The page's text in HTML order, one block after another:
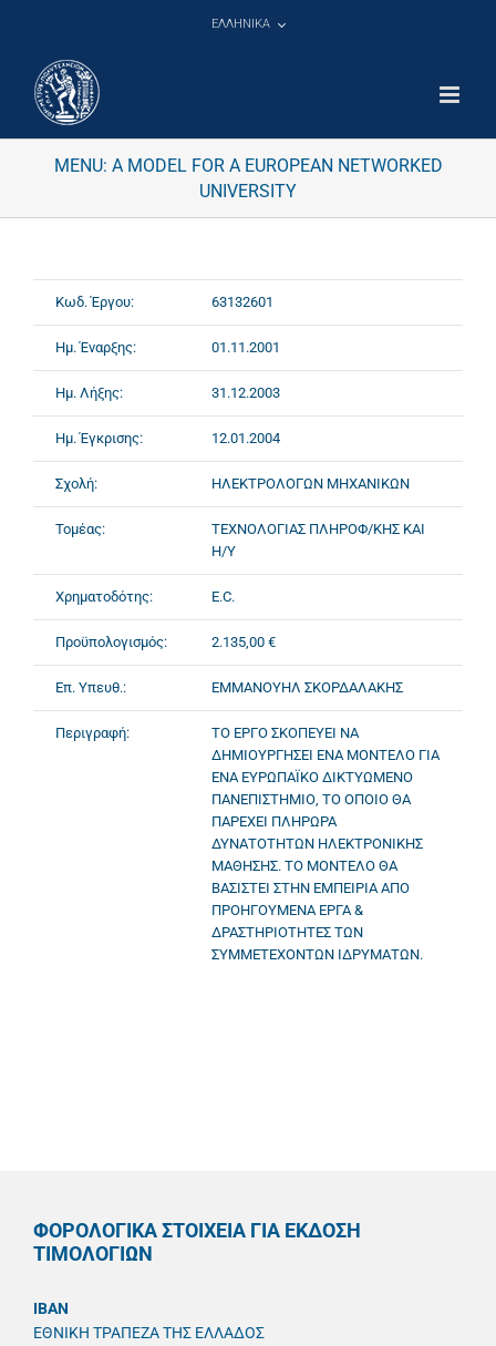
ΕΛΛΗΝΙΚΑ
MENU: A MODEL FOR A EUROPEAN NETWORKED
UNIVERSITY
Κωδ. Έργου: 63132601
Ημ. Έναρξης: 01.11.2001
Ημ. Λήξης: 31.12.2003
Ημ. Έγκρισης: 12.01.2004
Σχολή: ΗΛΕΚΤΡΟΛΟΓΩΝ ΜΗΧΑΝΙΚΩΝ
Τομέας:
ΤΕΧΝΟΛΟΓΙΑΣ ΠΛΗΡΟΦ/ΚΗΣ ΚΑΙ
Η/Υ
Χρηματοδότης: E.C.
Προϋπολογισμός: 2.135,00 €
Επ. Υπευθ.: ΕΜΜΑΝΟΥΗΛ ΣΚΟΡΔΑΛΑΚΗΣ
Περιγραφή:
ΤΟ ΕΡΓΟ ΣΚΟΠΕΥΕΙ ΝΑ
ΔΗΜΙΟΥΡΓΗΣΕΙ ΕΝΑ ΜΟΝΤΕΛΟ ΓΙΑ
ΕΝΑ ΕΥΡΩΠΑΪΚΟ ΔΙΚΤΥΩΜΕΝΟ
ΠΑΝΕΠΙΣΤΗΜΙΟ, ΤΟ ΟΠΟΙΟ ΘΑ
ΠΑΡΕΧΕΙ ΠΛΗΡΩΡΑ
ΔΥΝΑΤΟΤΗΤΩΝ ΗΛΕΚΤΡΟΝΙΚΗΣ
ΜΑΘΗΣΗΣ. ΤΟ ΜΟΝΤΕΛΟ ΘΑ
ΒΑΣΙΣΤΕΙ ΣΤΗΝ ΕΜΠΕΙΡΙΑ ΑΠΟ
ΠΡΟΗΓΟΥΜΕΝΑ ΕΡΓΑ &
ΔΡΑΣΤΗΡΙΟΤΗΤΕΣ ΤΩΝ
ΣΥΜΜΕΤΕΧΟΝΤΩΝ ΙΔΡΥΜΑΤΩΝ.
ΦΟΡΟΛΟΓΙΚΑ ΣΤΟΙΧΕΙΑ ΓΙΑ ΕΚΔΟΣΗ
ΤΙΜΟΛΟΓΙΩΝ
IBAN
ΕΘΝΙΚΗ ΤΡΑΠΕΖΑ ΤΗΣ ΕΛΛΑΔΟΣ